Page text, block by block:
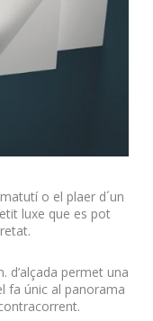
o el plaer d´un
luxe que es pot
d’alçada permet una
fa únic al panorama